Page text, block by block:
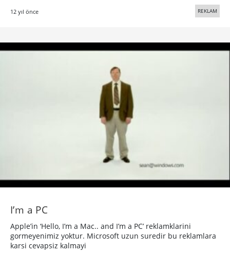
12 yıl önce REKLAM
I’m a PC
Apple’in ‘Hello, I’m a Mac.. and I’m a PC’ reklamklarini
gormeyenimiz yoktur. Microsoft uzun suredir bu reklamlara
karsi cevapsiz kalmayi